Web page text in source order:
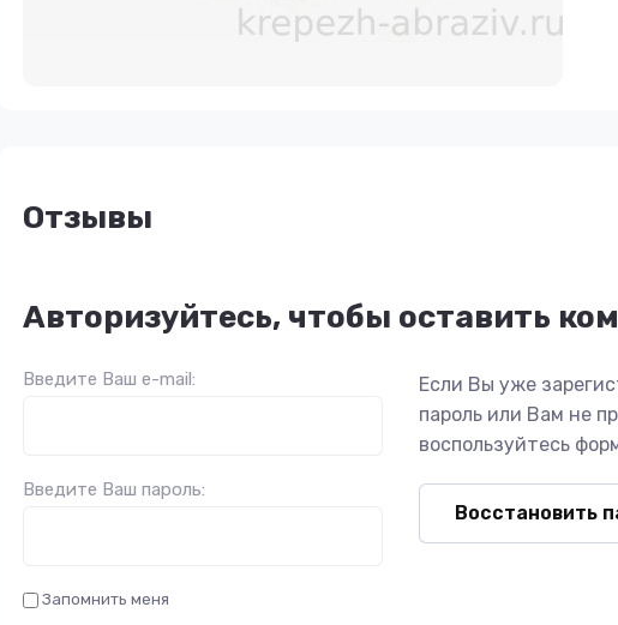
Отзывы
Авторизуйтесь, чтобы оставить
Введите Ваш e-mail:
Введите Ваш пароль:
Запомнить меня
Если Вы уже
пароль или Вам не
воспользуйтесь
Восстановить